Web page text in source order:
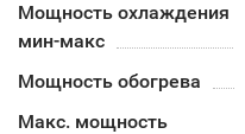
Мощность охлаждения
мин-макс
Мощность обогрева
Макс. мощность